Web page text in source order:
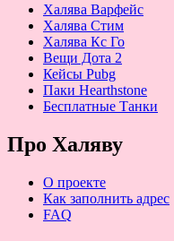
Халява Варфейс
Халява Стим
Халява Кс Го
Вещи Дота 2
Кейсы Pubg
Паки Hearthstone
Бесплатные Танки
Про Халяву
О проекте
Как заполнить адрес
FAQ